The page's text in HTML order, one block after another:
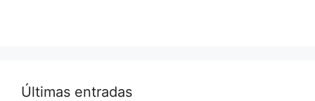
Últimas entradas